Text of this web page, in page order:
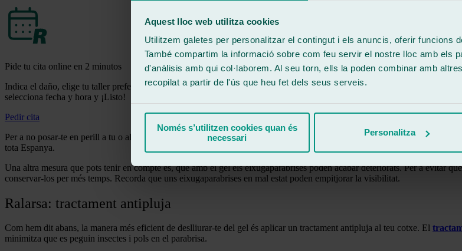
Aquest lloc web utilitza cookies
Utilitzem galetes per personalitzar el contingut i els anuncis, oferir funcions
També compartim la informació sobre com feu servir el nostre lloc amb els
d'anàlisis amb qui col·laborem. Al seu torn, ells la poden combinar amb
recopilat a partir de l'ús que heu fet dels seus serveis.
Només s’utilitzen cookies quan és
necessari
Personalitza
Pide tu cita online en 2 minutos
Indica el daño, elige tu taller preferido
selecciona fecha y hora y ¡Listo!
Pedir cita
Per a no posar-te en perill a tu o als teus passatgers i acabar pagant una multa, et recomanem que acudeixis al teu taller
tota Espanya.
Una altra mesura que pots tenir en compte és, que amb el gel els eixugaparabrises poden acabar deteriorats. Per a evitar
conservar-los per més temps. Recorda que uns eixugaparabrises en mal estat poden empitjorar la visibilitat.
Ralarsa: tractament antipluja
Com hem dit abans, la manera més eficient de deslliurar-te del gel és aplicar un tractament antipluja al teu cotxe. El
minimitza que es peguin insectes i pols en el parabrisa.